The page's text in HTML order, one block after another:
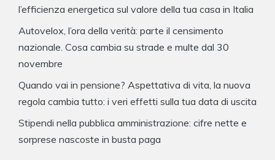
l’efficienza energetica sul valore della tua casa in Italia
Autovelox, l’ora della verità: parte il censimento
nazionale. Cosa cambia su strade e multe dal 30
novembre
Quando vai in pensione? Aspettativa di vita, la nuova
regola cambia tutto: i veri effetti sulla tua data di uscita
Stipendi nella pubblica amministrazione: cifre nette e
sorprese nascoste in busta paga